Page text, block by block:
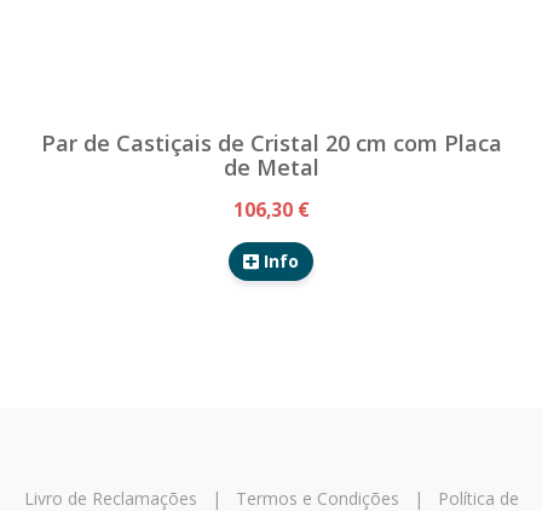
Par de Castiçais de Cristal 20 cm com Placa
de Metal
106,30 €
Info
Livro de Reclamações | Termos e Condições |
Política de